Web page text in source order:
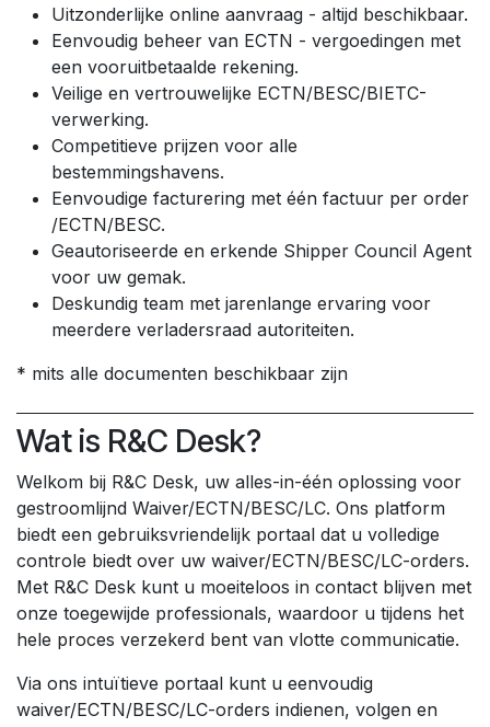
Uitzonderlijke online aanvraag - altijd beschikbaar.
Eenvoudig beheer van ECTN - vergoedingen met
een vooruitbetaalde rekening.
Veilige en vertrouwelijke ECTN/BESC/BIETC-
verwerking.
Competitieve prijzen voor alle
bestemmingshavens.
Eenvoudige facturering met één factuur per order
/ECTN/BESC.
Geautoriseerde en erkende Shipper Council Agent
voor uw gemak.
Deskundig team met jarenlange ervaring voor
meerdere verladersraad autoriteiten.
* mits alle documenten beschikbaar zijn
Wat is R&C Desk?
Welkom bij R&C Desk, uw alles-in-één oplossing voor
gestroomlijnd Waiver/ECTN/BESC/LC. Ons platform
biedt een gebruiksvriendelijk portaal dat u volledige
controle biedt over uw waiver/ECTN/BESC/LC-orders.
Met R&C Desk kunt u moeiteloos in contact blijven met
onze toegewijde professionals, waardoor u tijdens het
hele proces verzekerd bent van vlotte communicatie.
Via ons intuïtieve portaal kunt u eenvoudig
waiver/ECTN/BESC/LC-orders indienen, volgen en